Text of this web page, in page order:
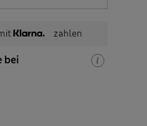
zahlen
bei